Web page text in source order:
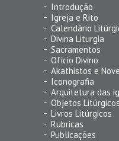
Introdução
Igreja e Rito
Calendário
Divina Liturgia
Sacramentos
Ofício Divino
Akathistos e
Iconografia
Arquitetura das
Objetos Litúrgicos
Livros Litúrgicos
Rubricas
Publicações